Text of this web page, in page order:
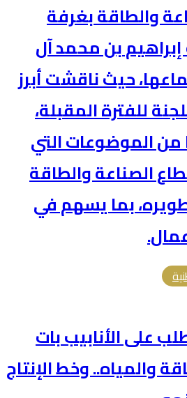
والطاقة بغرفة
إبراهيم بن محمد آل
حيث ناقشت أبرز
للفترة المقبلة،
الموضوعات التي
الصناعة والطاقة
بما يسهم في
على الأنابيب بات
والمياه.. وخط الإنتاج